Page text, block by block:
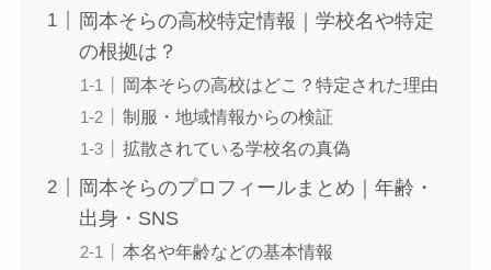
岡本そらの高校特定情報｜学校名や特定
の根拠は？
岡本そらの高校はどこ？特定された理由
制服・地域情報からの検証
拡散されている学校名の真偽
岡本そらのプロフィールまとめ｜年齢・
出身・SNS
本名や年齢などの基本情報